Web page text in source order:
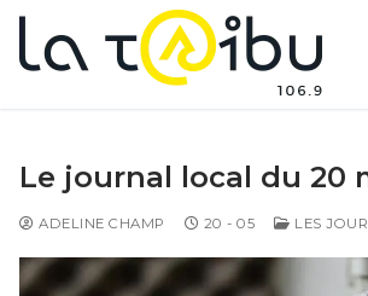
Le journal local du 20
ADELINE CHAMP 20 - 05 LES